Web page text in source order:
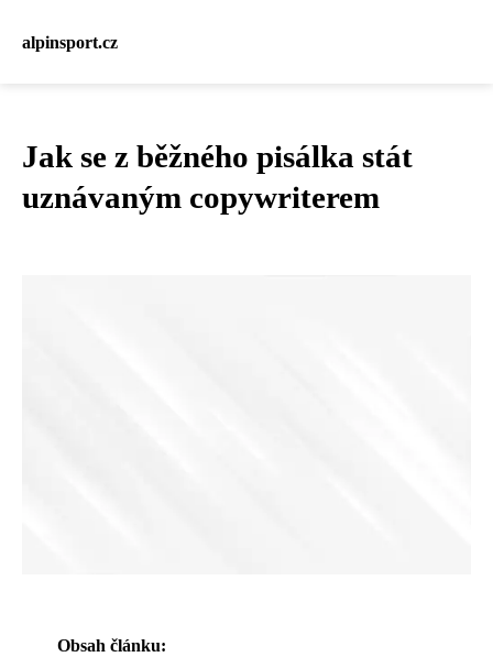
alpinsport.cz
Jak se z běžného pisálka stát
uznávaným copywriterem
Obsah článku: